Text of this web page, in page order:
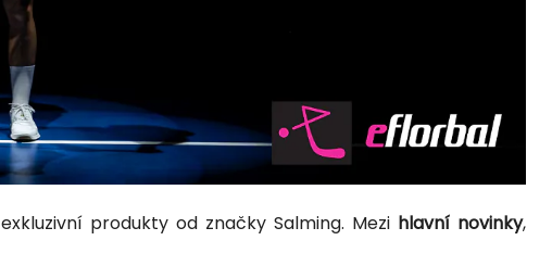
produkty od značky Salming. Mezi hlavní novinky,